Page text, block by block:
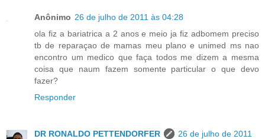
Anônimo 26 de julho de 2011 às 04:28
ola fiz a bariatrica a 2 anos e meio ja fiz adbomem preciso
tb de reparaçao de mamas meu plano e unimed ms nao
encontro um medico que faça todos me dizem a mesma
coisa que naum fazem somente particular o que devo
fazer?
Responder
DR RONALDO PETTENDORFER
26 de julho de 2011